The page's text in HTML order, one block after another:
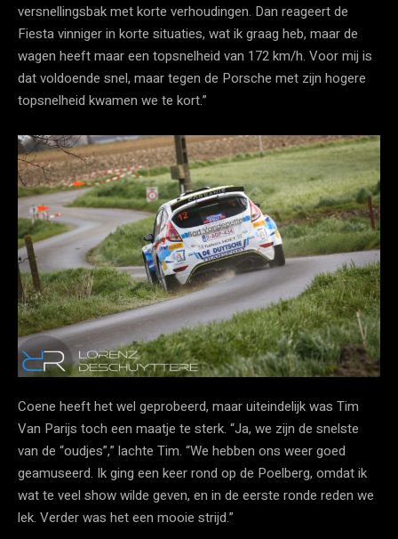
versnellingsbak met korte verhoudingen. Dan reageert de
Fiesta vinniger in korte situaties, wat ik graag heb, maar de
wagen heeft maar een topsnelheid van 172 km/h. Voor mij is
dat voldoende snel, maar tegen de Porsche met zijn hogere
topsnelheid kwamen we te kort.”
Coene heeft het wel geprobeerd, maar uiteindelijk was Tim
Van Parijs toch een maatje te sterk. “Ja, we zijn de snelste
van de “oudjes”,” lachte Tim. “We hebben ons weer goed
geamuseerd. Ik ging een keer rond op de Poelberg, omdat ik
wat te veel show wilde geven, en in de eerste ronde reden we
lek. Verder was het een mooie strijd.”